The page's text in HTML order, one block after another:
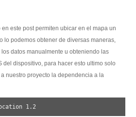
este post permiten ubicar en el mapa un
lo podemos obtener de diversas maneras,
datos manualmente u obteniendo las
del dispositivo, para hacer esto ultimo solo
nuestro proyecto la dependencia a la